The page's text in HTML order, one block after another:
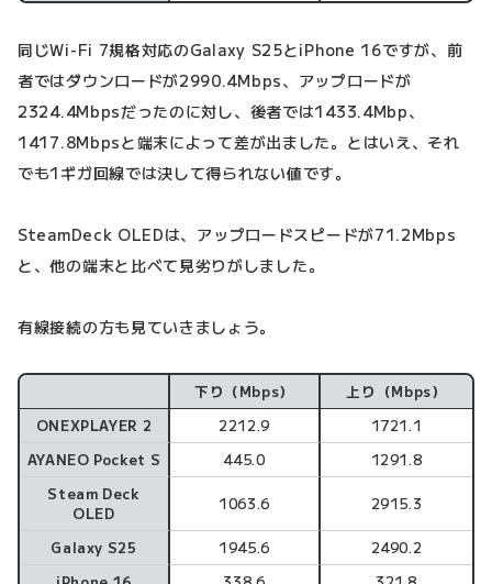
同じWi-Fi 7規格対応のGalaxy S25とiPhone 16ですが、前
者ではダウンロードが2990.4Mbps、アップロードが
2324.4Mbpsだったのに対し、後者では1433.4Mbp、
1417.8Mbpsと端末によって差が出ました。とはいえ、それ
でも1ギガ回線では決して得られない値です。
SteamDeck OLEDは、アップロードスピードが71.2Mbps
と、他の端末と比べて見劣りがしました。
有線接続の方も見ていきましょう。
下り（Mbps）
上り（Mbps）
ONEXPLAYER 2
2212.9
1721.1
AYANEO Pocket S
445.0
1291.8
Steam Deck
OLED
1063.6 2915.3
Galaxy S25 1945.6
2490.2